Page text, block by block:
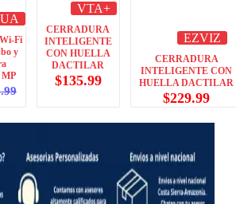
Fi
y
MP
VTA+
CERRADURA
INTELIGENTE
CON HUELLA
DACTILAR
$135.99
EZVIZ
CERRADURA
INTELIGENTE CON
HUELLA DACTILAR
$229.99